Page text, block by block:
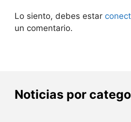
Lo siento, debes estar
un comentario.
Noticias por